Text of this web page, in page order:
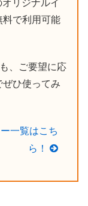
リジナルイ
料で利用可能
、ご要望に応
ぜひ使ってみ
一覧はこち
ら！